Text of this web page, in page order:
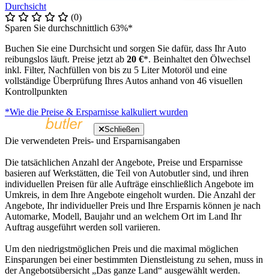
Durchsicht
(0)
Sparen Sie durchschnittlich 63%*
Buchen Sie eine Durchsicht und sorgen Sie dafür, dass Ihr Auto
reibungslos läuft. Preise jetzt ab 20 €*. Beinhaltet den Ölwechsel
inkl. Filter, Nachfüllen von bis zu 5 Liter Motoröl und eine
vollständige Überprüfung Ihres Autos anhand von 46 visuellen
Kontrollpunkten
*Wie die Preise & Ersparnisse kalkuliert wurden
Schließen
Die verwendeten Preis- und Ersparnisangaben
Die tatsächlichen Anzahl der Angebote, Preise und Ersparnisse
basieren auf Werkstätten, die Teil von Autobutler sind, und ihren
individuellen Preisen für alle Aufträge einschließlich Angebote im
Umkreis, in dem Ihre Angebote eingeholt wurden. Die Anzahl der
Angebote, Ihr individueller Preis und Ihre Ersparnis können je nach
Automarke, Modell, Baujahr und an welchem Ort im Land Ihr
Auftrag ausgeführt werden soll variieren.
Um den niedrigstmöglichen Preis und die maximal möglichen
Einsparungen bei einer bestimmten Dienstleistung zu sehen, muss in
der Angebotsübersicht „Das ganze Land“ ausgewählt werden.